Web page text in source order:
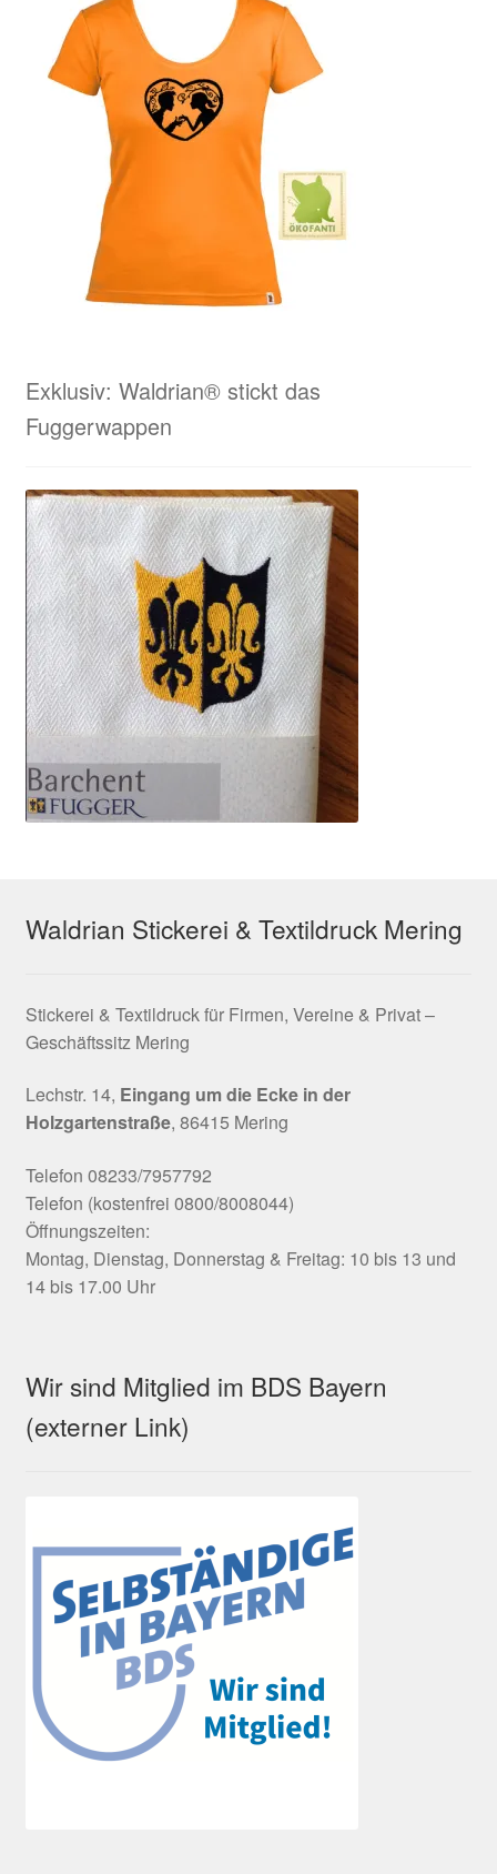
Exklusiv: Waldrian® stickt das
Fuggerwappen
Waldrian Stickerei & Textildruck Mering
Stickerei & Textildruck für Firmen, Vereine & Privat –
Geschäftssitz Mering
Lechstr. 14, Eingang um die Ecke in der
Holzgartenstraße, 86415 Mering
Telefon 08233/7957792
Telefon (kostenfrei 0800/8008044)
Öffnungszeiten:
Montag, Dienstag, Donnerstag & Freitag: 10 bis 13 und
14 bis 17.00 Uhr
Wir sind Mitglied im BDS Bayern
(externer Link)